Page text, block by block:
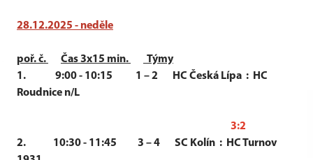
28.12.2025 - neděle
poř. č. Čas 3x15 min.
Týmy
1. 9:00 - 10:15 1 – 2 HC Česká Lípa : HC
Roudnice n/L
3:2
2. 10:30 - 11:45 3 – 4 SC Kolín : HC Turnov